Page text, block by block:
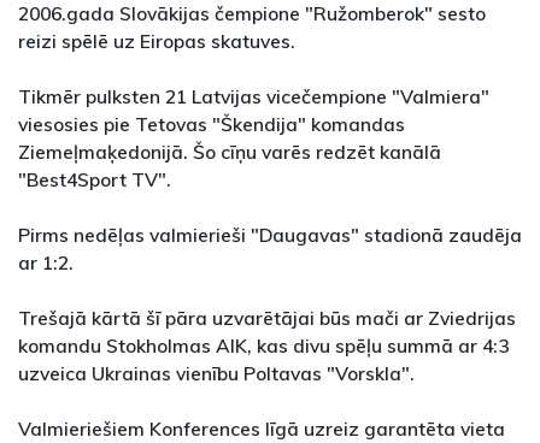
2006.gada Slovākijas čempione "Ružomberok" sesto
reizi spēlē uz Eiropas skatuves.
Tikmēr pulksten 21 Latvijas vicečempione "Valmiera"
viesosies pie Tetovas "Škendija" komandas
Ziemeļmaķedonijā. Šo cīņu varēs redzēt kanālā
"Best4Sport TV".
Pirms nedēļas valmierieši "Daugavas" stadionā zaudēja
ar 1:2.
Trešajā kārtā šī pāra uzvarētājai būs mači ar Zviedrijas
komandu Stokholmas AIK, kas divu spēļu summā ar 4:3
uzveica Ukrainas vienību Poltavas "Vorskla".
Valmieriešiem Konferences līgā uzreiz garantēta vieta